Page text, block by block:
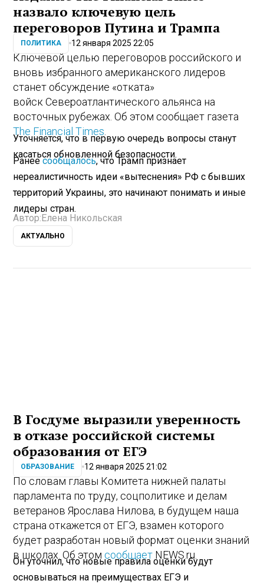
назвало ключевую цель
переговоров Путина и Трампа
ПОЛИТИКА 12 января 2025 22:05
Ключевой целью переговоров российского и
вновь избранного американского лидеров
станет обсуждение «отката»
войск Североатлантического альянса на
восточных рубежах. Об этом сообщает газета
The Financial Times
Уточняется, что в первую очередь вопросы станут
касаться обновленной безопасности.
Ранеесообщалось, что Трамп признает
нереалистичность идеи «вытеснения» РФ с бывших
территорий Украины, это начинают понимать и иные
лидеры стран.
Автор: Елена Никольская
АКТУАЛЬНО
В Госдуме выразили уверенность
в отказе российской системы
образования от ЕГЭ
ОБРАЗОВАНИЕ 12 января 2025 21:02
По словам главы Комитета нижней палаты
парламента по труду, соцполитике и делам
ветеранов Ярослава Нилова, в будущем наша
страна откажется от ЕГЭ, взамен которого
будет разработан новый формат оценки знаний
в школах. Об этом сообщает NEWS.ru.
Он уточнил, что новые правила оценки будут
основываться на преимуществах ЕГЭ и